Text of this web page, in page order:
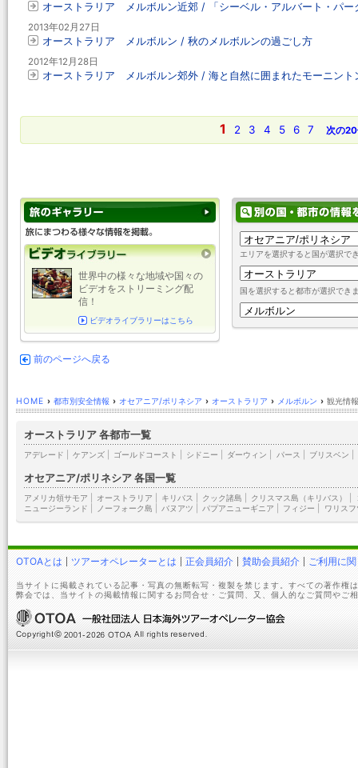
オーストラリア メルボルン近郊 / 「シーベル・アルバート・パー
2013年02月27日
オーストラリア メルボルン / 秋のメルボルンの過ごし方
2012年12月28日
オーストラリア メルボルン郊外 / 海と自然に囲まれたモーニント
1 2 3 4 5 6 7 次の
エリアを選択すると国が選択で
国を選択すると都市が選択でき
世界中の様々な地域や国々の
ビデオをストリーミング配
信！
ビデオライブラリーはこちら
前のページへ戻る
HOME › 都市別安全情報 › オセアニア/ポリネシア › オーストラリア › メルボルン › 観光情
オーストラリア 各都市一覧
アデレード ケアンズ ゴールドコースト シドニー ダーウィン パース ブリスベン
オセアニア/ポリネシア 各国一覧
アメリカ領サモア オーストラリア キリバス クック諸島 クリスマス島（キリバス）
ニュージーランド
ノーフォーク島 バヌアツ パプアニューギニア フィジー ワリス
OTOAとは ツアーオペレーターとは 正会員紹介 賛助会員紹介 ご利用に
当サイトに掲載されている記事・写真の無断転写・複製を禁じます。すべての著作権
弊会では、当サイトの掲載情報に関するお問合せ・ご質問、又、個人的なご質問やご